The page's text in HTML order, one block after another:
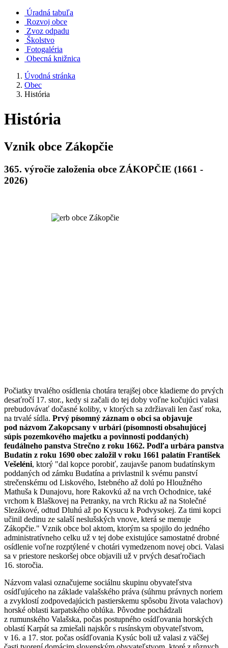
Úradná tabuľa
Rozvoj obce
Zvoz odpadu
Školstvo
Fotogaléria
Obecná knižnica
Úvodná stránka
Obec
História
História
Vznik obce Zákopčie
365. výročie založenia obce ZÁKOPČIE (1661 -
2026)
Počiatky trvalého osídlenia chotára terajšej obce kladieme do prvých
desaťročí 17. stor., kedy si začali do tej doby voľne kočujúci valasi
prebudovávať dočasné koliby, v ktorých sa zdržiavali len časť roka,
na trvalé sídla. Prvý písomný záznam o obci sa objavuje
pod názvom Zakopcsany v urbári (písomnosti obsahujúcej
súpis pozemkového majetku a povinnosti poddaných)
feudálneho panstva Strečno z roku 1662. Podľa urbára panstva
Budatín z roku 1690 obec založil v roku 1661 palatín František
Vešeléni, ktorý "dal kopce porobiť, zaujavše panom budatínskym
poddaných od zámku Budatína a privlastnil k svému panství
strečenskému od Liskového, Istebného až dolú po Hloužného
Mathuša k Dunajovu, hore Rakovkú až na vrch Ochodnice, také
vrchom k Blaškovej na Petranky, na vrch Ricku až na Stolečné
Slezákové, odtud Dluhú až po Kysucu k Podvysokej. Za timi kopci
učinil dedinu ze salaší neslušských vnove, která se menuje
Zákopčie." Vznik obce bol aktom, ktorým sa spojilo do jedného
administratívneho celku už v tej dobe existujúce samostatné drobné
osídlenie voľne rozptýlené v chotári vymedzenom novej obci. Valasi
sa v priestore neskoršej obce objavili už v prvých desaťročiach
16. storočia.
Názvom valasi označujeme sociálnu skupinu obyvateľstva
osídľujúceho na základe valašského práva (súhrnu právnych noriem
a zvyklostí zodpovedajúcich pastierskemu spôsobu života valachov)
horské oblasti karpatského oblúka. Pôvodne pochádzali
z rumunského Valašska, počas postupného osídľovania horských
oblastí Karpát sa zmiešali najskôr s rusínskym obyvateľstvom,
v 16. a 17. stor. počas osídľovania Kysúc boli už valasi z väčšej